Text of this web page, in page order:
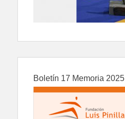
Boletín 17 Memoria 2025